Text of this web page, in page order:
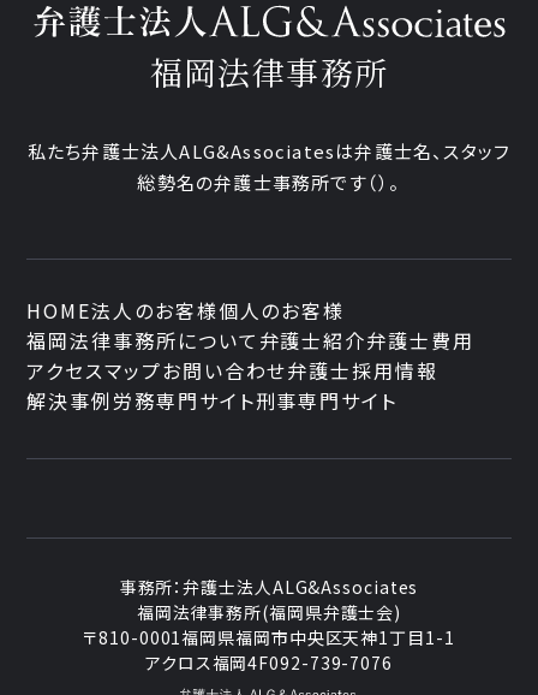
福岡法律事務所
私たち弁護士法人ALG&Associatesは弁護士名、 スタッフ
総勢名の弁護士事務所です（）。
HOME法人のお客様個人のお客様
福岡法律事務所について 弁護士紹介弁護士費用
アクセスマップお問い合わせ弁護士採用情報
解決事例労務専門サイト刑事専門サイト
事務所：弁護士法人ALG&Associates
福岡法律事務所(福岡県弁護士会)
〒810-0001福岡県福岡市中央区天神1丁目1-1
アクロス福岡4F092-739-7076